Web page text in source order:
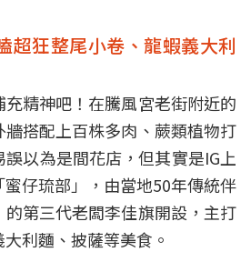
超狂整尾小卷、龍蝦義大利
精神吧！在騰風宮老街附近的
搭配上百株多肉、蕨類植物打
以為是間花店，但其實是IG上
仔琉部」，由當地50年傳統伴
第三代老闆李佳旗開設，主打
利麵、披薩等美食。